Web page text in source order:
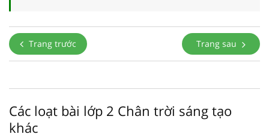
Trang trước Trang sau
Các loạt bài lớp 2 Chân trời sáng tạo
khác